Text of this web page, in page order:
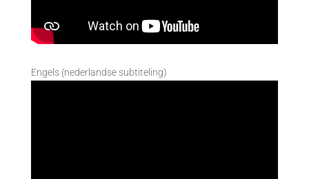
Engels (nederlandse subtiteling)